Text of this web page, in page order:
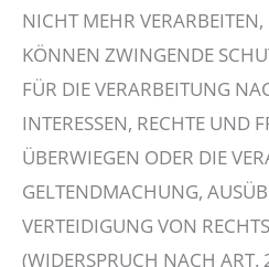
NICHT MEHR VERARBEITEN,
KÖNNEN ZWINGENDE
FÜR DIE VERARBEITUNG
INTERESSEN, RECHTE UND
ÜBERWIEGEN ODER DIE
GELTENDMACHUNG,
VERTEIDIGUNG VON
(WIDERSPRUCH NACH ART.